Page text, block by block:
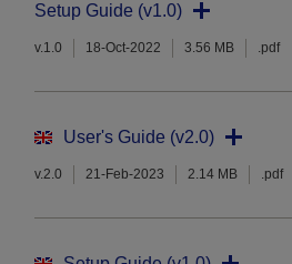
Setup Guide (v1.0)
v.1.0 18-Oct-2022 3.56 MB .pdf
User's Guide (v2.0)
v.2.0 21-Feb-2023 2.14 MB .pdf